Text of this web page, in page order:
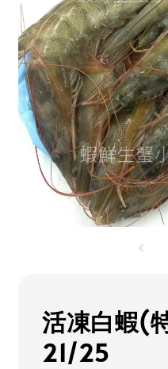
活凍白蝦(
21/25